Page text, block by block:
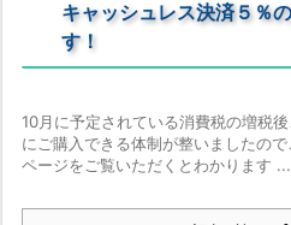
キャッシュレス決済５％
す！
10月に予定されている消費税の増税
にご購入できる体制が整いましたの
ページをご覧いただくとわかります ...